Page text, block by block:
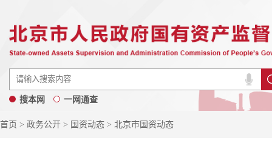
搜本网 一网通查
首页 > 政务公开 > 国资动态 > 北京市国资动态